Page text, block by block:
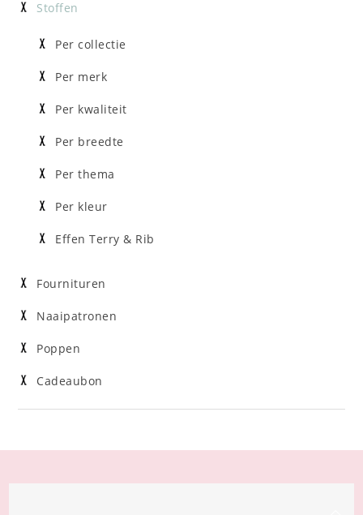
Stoffen
Per collectie
Per merk
Per kwaliteit
Per breedte
Per thema
Per kleur
Effen Terry & Rib
Fournituren
Naaipatronen
Poppen
Cadeaubon